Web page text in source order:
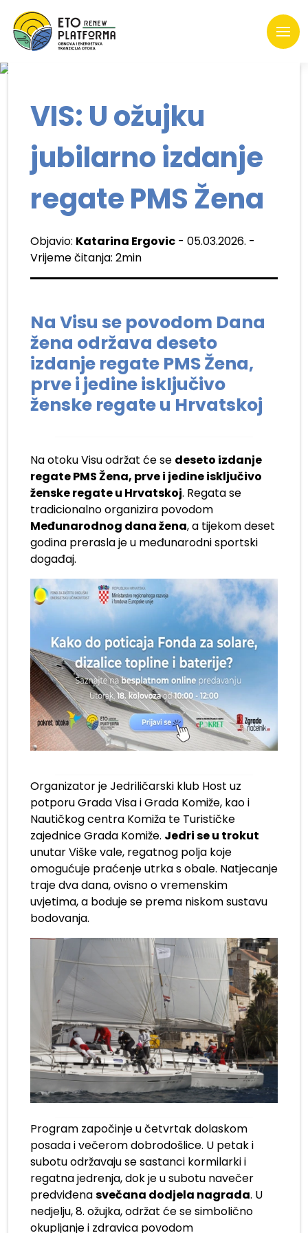
VIS: U ožujku
jubilarno izdanje
regate PMS Žena
Objavio: Katarina Ergovic - 05.03.2026. -
Vrijeme čitanja: 2min
Na Visu se povodom Dana
žena održava deseto
izdanje regate PMS Žena,
prve i jedine isključivo
ženske regate u Hrvatskoj
Na otoku Visu održat će se deseto izdanje
regate PMS Žena, prve i jedine isključivo
ženske regate u Hrvatskoj. Regata se
tradicionalno organizira povodom
Međunarodnog dana žena, a tijekom deset
godina prerasla je u međunarodni sportski
događaj.
Organizator je Jedriličarski klub Host uz
potporu Grada Visa i Grada Komiže, kao i
Nautičkog centra Komiža te Turističke
zajednice Grada Komiže. Jedri se u trokut
unutar Viške vale, regatnog polja koje
omogućuje praćenje utrka s obale. Natjecanje
traje dva dana, ovisno o vremenskim
uvjetima, a boduje se prema niskom sustavu
bodovanja.
Program započinje u četvrtak dolaskom
posada i večerom dobrodošlice. U petak i
subotu održavaju se sastanci kormilarki i
regatna jedrenja, dok je u subotu navečer
predviđenasvečana dodjela nagrada. U
nedjelju, 8. ožujka, održat će se simbolično
okupljanje i zdravica povodom